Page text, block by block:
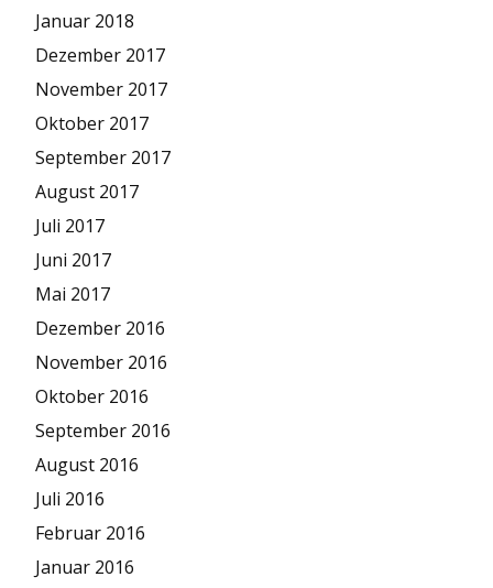
Januar 2018
Dezember 2017
November 2017
Oktober 2017
September 2017
August 2017
Juli 2017
Juni 2017
Mai 2017
Dezember 2016
November 2016
Oktober 2016
September 2016
August 2016
Juli 2016
Februar 2016
Januar 2016